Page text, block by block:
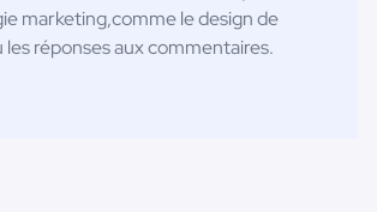
marketing,comme le design de
les réponses aux commentaires.